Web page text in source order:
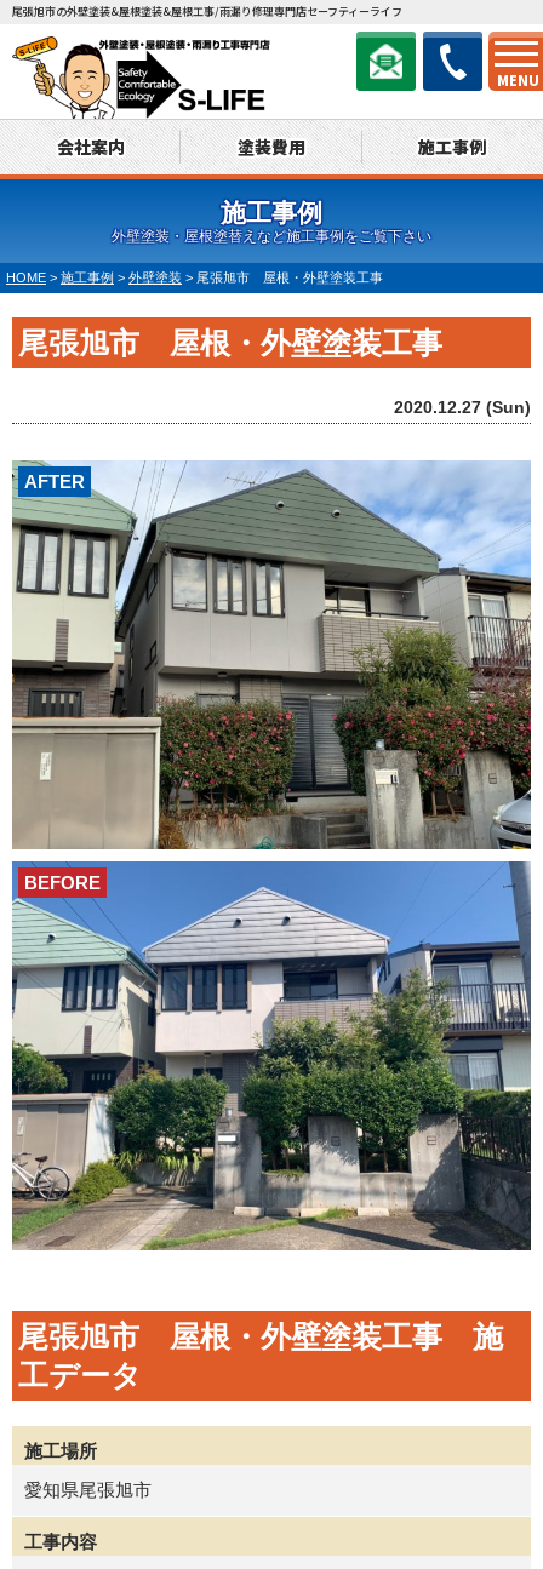
MENU
尾張旭市の外壁塗装&屋根塗装&屋根工事/雨漏り修理専門店セーフティーライフ
会社案内 塗装費用 施工事例
施工事例
外壁塗装・屋根塗替えなど施工事例をご覧下さい
HOME > 施工事例 > 外壁塗装 > 尾張旭市 屋根・外壁塗装工事
尾張旭市 屋根・外壁塗装工事
2020.12.27 (Sun)
AFTER
BEFORE
尾張旭市 屋根・外壁塗装工事 施
工データ
施工場所
愛知県尾張旭市
工事内容